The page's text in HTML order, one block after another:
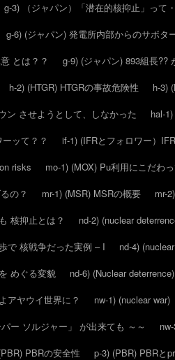
g-3) （ジャパン）「潜在的核抑止」って
g-6) (ジャパン) 発電所内部からのサボタ
とは？？
g-9) (ジャパン) 893組長??
h-2) (HTGR) HTGRの事故危険性
h-3)
ン させようとして、しなかった
hal-
ッて？？
if-1) (IFRとフォロワー）
risks
mo-1) (MOX) Pu利用にこだわ
の？
mr-1) (MSR) MSRの概要 mr-
核抑止とは？
nd-2) (nuclear
で 核戦争だった実例 – I
nd-4)
めぐる変貌
nd-6) (Nuclear
アヤウイ世界に？
nw-1) (nuclear
ー ソルジャー」 が出来ても ～～
PBRの安全性 p-3) (PBR) PBRと